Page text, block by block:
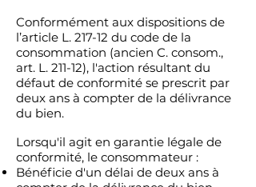
Conformément aux dispositions de
l’article L. 217-12 du code de la
consommation (ancien C. consom.,
art. L. 211-12), l'action résultant du
défaut de conformité se prescrit par
deux ans à compter de la délivrance
du bien.
Lorsqu'il agit en garantie légale de
conformité, le consommateur :
Bénéficie d'un délai de deux ans à